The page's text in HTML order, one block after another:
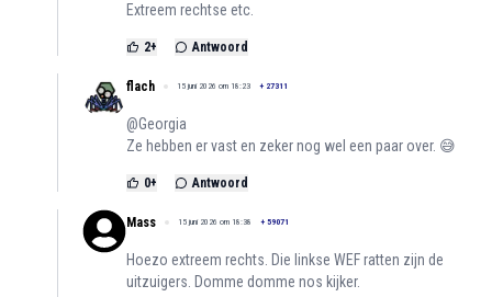
Extreem rechtse etc.
2+ Antwoord
flach 15 juni 2026 om 18:23 + 27311
@Georgia
Ze hebben er vast en zeker nog wel een paar over. 😅
0+ Antwoord
Mass 15 juni 2026 om 18:38 + 59071
Hoezo extreem rechts. Die linkse WEF ratten zijn de
uitzuigers. Domme domme nos kijker.